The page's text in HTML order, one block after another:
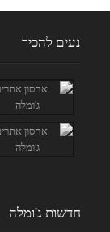
נעים להכיר
חדשות ג'ומלה